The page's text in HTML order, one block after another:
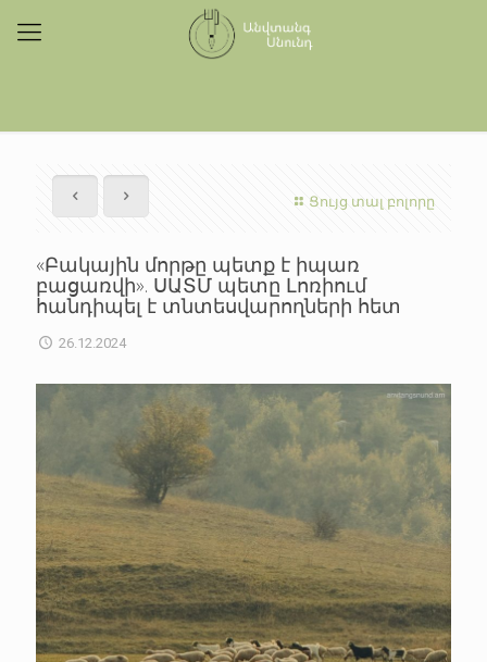
Ցույց տալ բոլորը
«Բակային մորթը պետք է իպառ
բացառվի». ՍԱՏՄ պետը Լոռիում
հանդիպել է տնտեսվարողների հետ
26.12.2024